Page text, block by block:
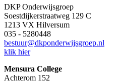
DKP Onderwijsgroep
Soestdijkerstraatweg 129 C
1213 VX Hilversum
035 - 5280448
bestuur@dkponderwijsgroep.nl
klik hier
Mensura College
Achterom 152